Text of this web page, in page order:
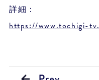
詳細：
https://www.tochigi-